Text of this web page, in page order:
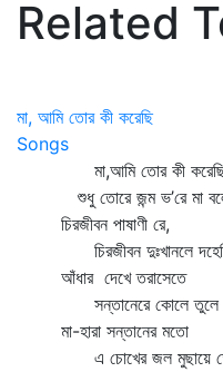
Related
মা, আমি তোর কী করেছি
Songs
মা,আমি তোর কী
শুধু তোরে জন্ম ভ’রে মা বলে
চিরজীবন পাষাণী রে,
চিরজীবন দুঃখানলে
আঁধার দেখে তরাসেতে
সন্তানেরে কোলে তুলে
মা-হারা সন্তানের মতো
এ চোখের জল মুছায়ে তো